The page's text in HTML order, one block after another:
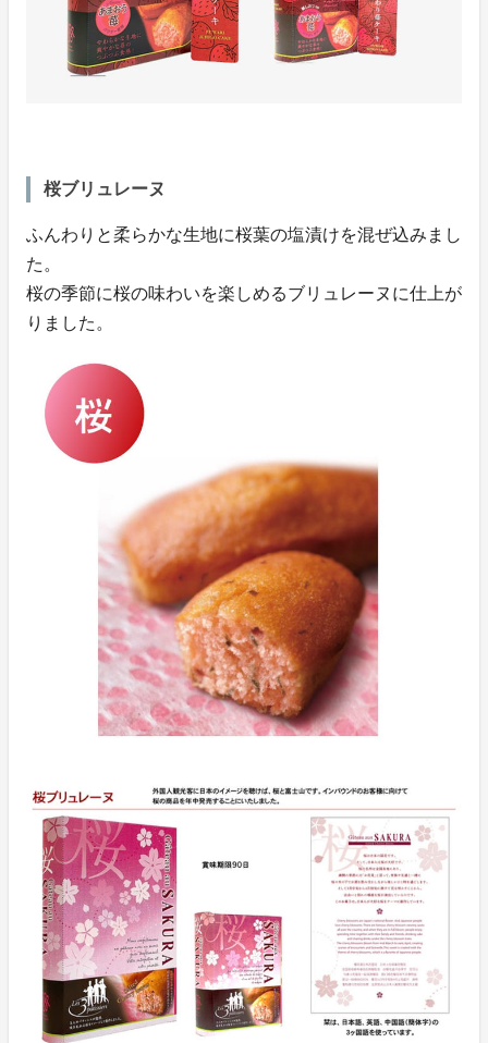
桜ブリュレーヌ
ふんわりと柔らかな生地に桜葉の塩漬けを混ぜ込みまし
た。
桜の季節に桜の味わいを楽しめるブリュレーヌに仕上が
りました。